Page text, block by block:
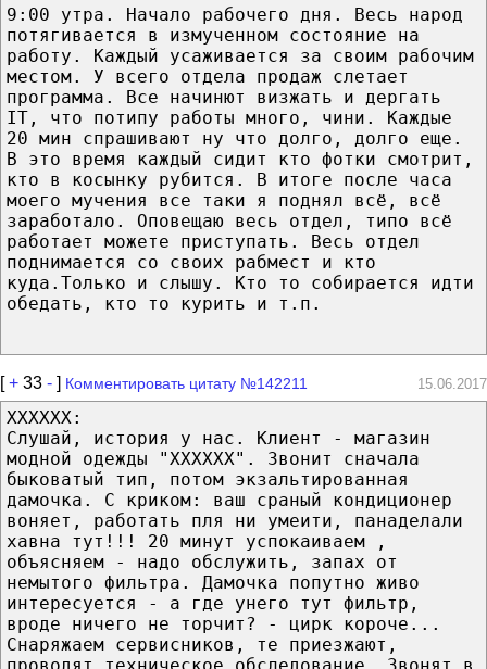
9:00 утра. Начало рабочего дня. Весь народ
потягивается в измученном состояние на
работу. Каждый усаживается за своим рабочим
местом. У всего отдела продаж слетает
программа. Все начинют визжать и дергать
IT, что потипу работы много, чини. Каждые
20 мин спрашивают ну что долго, долго еще.
В это время каждый сидит кто фотки смотрит,
кто в косынку рубится. В итоге после часа
моего мучения все таки я поднял всё, всё
заработало. Оповещаю весь отдел, типо всё
работает можете приступать. Весь отдел
поднимается со своих рабмест и кто
куда.Только и слышу. Кто то собирается идти
обедать, кто то курить и т.п.
[+ 33 - ] Комментировать цитату №142211 15.06.2017
ХХХХХХ:
Слушай, история у нас. Клиент - магазин
модной одежды "ХХХХХХ". Звонит сначала
быковатый тип, потом экзальтированная
дамочка. С криком: ваш сраный кондиционер
воняет, работать пля ни умеити, панаделали
хавна тут!!! 20 минут успокаиваем ,
объясняем - надо обслужить, запах от
немытого фильтра. Дамочка попутно живо
интересуется - а где унего тут фильтр,
вроде ничего не торчит? - цирк короче...
Снаряжаем сервисников, те приезжают,
проводят техническое обследование. Звонят в